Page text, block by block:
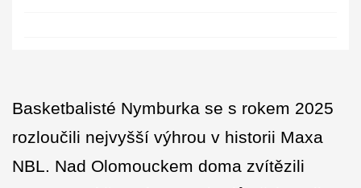
Basketbalisté Nymburka se s rokem 2025
rozloučili nejvyšší výhrou v historii Maxa
NBL. Nad Olomouckem doma zvítězili